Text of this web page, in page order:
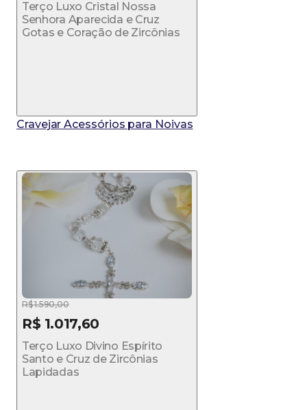
Terço Luxo Cristal Nossa
Senhora Aparecida e Cruz
Gotas e Coração de Zircônias
Cravejar Acessórios para Noivas
R$ 1.590,00
R$ 1.017,60
Terço Luxo Divino Espírito
Santo e Cruz de Zircônias
Lapidadas